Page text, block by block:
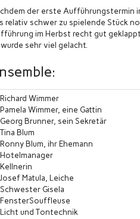
der erste Aufführungstermin
relativ schwer zu spielende Stück
im Herbst recht gut
wurde sehr viel gelacht.
Richard Wimmer
Pamela Wimmer, eine Gattin
Georg Brunner, sein Sekretär
Tina Blum
Ronny Blum, ihr Ehemann
Hotelmanager
Kellnerin
Josef Matula, Leiche
Schwester Gisela
FensterSouffleuse
Licht und Tontechnik